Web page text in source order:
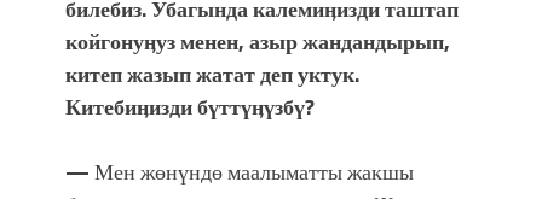
билебиз. Убагында калемиӊизди таштап
койгонуӊуз менен, азыр жандандырып,
китеп жазып жатат деп уктук.
Китебиӊизди бүттүӊүзбү?
—Мен жөнүндө маалыматты жакшы